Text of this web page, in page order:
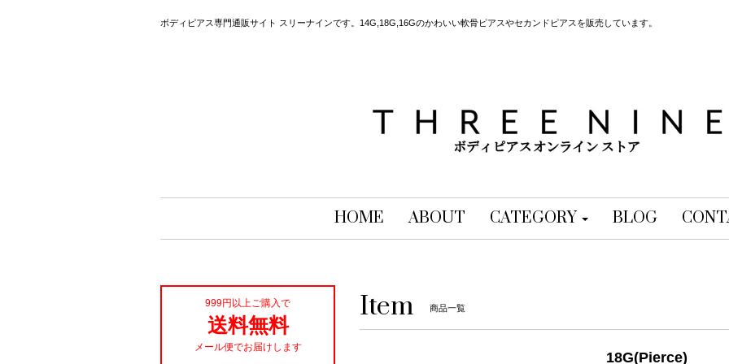
ボディピアス専門通販サイト スリーナインです。14G,18G,16Gのかわいい軟骨ピアスやセカンドピアスを販売しています。
HOME ABOUT CATEGORY BLOG
Item 商品一覧
18G(Pierce)
999円以上ご購入で
送料無料
メール便でお届けします